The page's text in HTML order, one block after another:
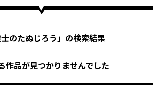
のたぬじろう」の検索結果
作品が見つかりませんでした